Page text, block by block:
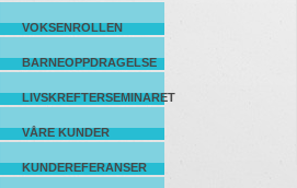
VOKSENROLLEN
BARNEOPPDRAGELSE
LIVSKREFTERSEMINARET
VÅRE KUNDER
KUNDEREFERANSER